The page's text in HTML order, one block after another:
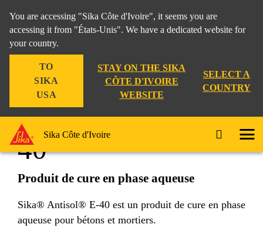
You are accessing "Sika Côte d'Ivoire", it seems you are
accessing it from "États-Unis". We have a dedicated website for
your country.
TO
SIKA
USA
STAY ON THE SIKA
CÔTE D'IVOIRE
WEBSITE
SELECT A
COUNTRY
Sika Côte d'Ivoire
Sika® Antisol® E-
40
Produit de cure en phase aqueuse
Sika® Antisol® E-40 est un produit de cure en phase
aqueuse pour bétons et mortiers.